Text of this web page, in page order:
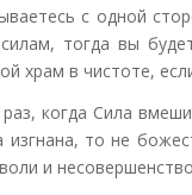
с одной
тогда вы
храм в чистоте,
когда Сила
изгнана, то не
и